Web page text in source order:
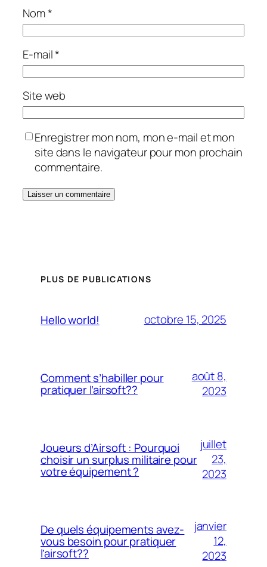
Nom*
E-mail*
Site web
Enregistrer mon nom, mon e-mail et mon
site dans le navigateur pour mon prochain
commentaire.
PLUS DE PUBLICATIONS
Hello world! octobre 15, 2025
Comment s’habiller pour
pratiquer l’airsoft??
août 8,
2023
Joueurs d’Airsoft : Pourquoi
choisir un surplus militaire pour
votre équipement ?
juillet
23,
2023
De quels équipements avez-
vous besoin pour pratiquer
l’airsoft??
janvier
12,
2023